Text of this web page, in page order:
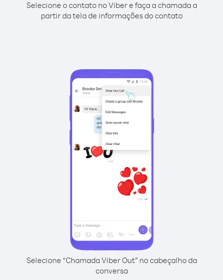
Selecione o contato no Viber e faça a chamada a
partir da tela de informações do contato
Selecione “Chamada Viber Out” no cabeçalho da
conversa